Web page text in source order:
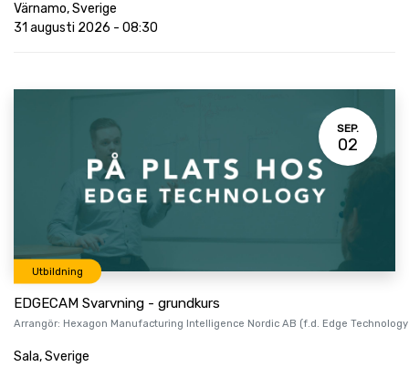
Värnamo,Sverige
31 augusti 2026 - 08:30
SEP.
02
Utbildning
EDGECAM Svarvning - grundkurs
Arrangör: Hexagon Manufacturing Intelligence Nordic AB (f.d. Edge
Sala,Sverige